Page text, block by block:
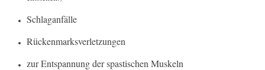
Schlaganfälle
Rückenmarksverletzungen
zur Entspannung der spastischen Muskeln